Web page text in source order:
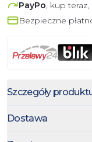
PayPo, kup teraz,
Bezpieczne
Szczegóły
Dostawa